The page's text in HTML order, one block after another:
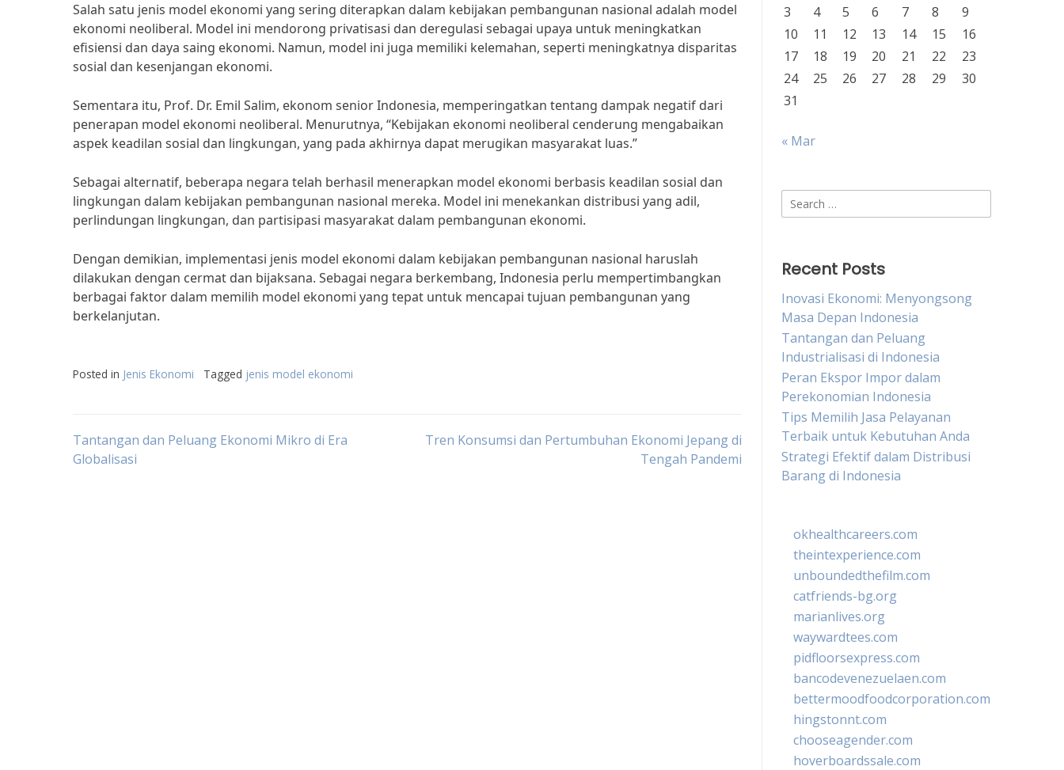
Salah satu jenis model ekonomi yang sering diterapkan dalam kebijakan pembangunan nasional adalah model
ekonomi neoliberal. Model ini mendorong privatisasi dan deregulasi sebagai upaya untuk meningkatkan
efisiensi dan daya saing ekonomi. Namun, model ini juga memiliki kelemahan, seperti meningkatnya disparitas
sosial dan kesenjangan ekonomi.
Sementara itu, Prof. Dr. Emil Salim, ekonom senior Indonesia, memperingatkan tentang dampak negatif dari
penerapan model ekonomi neoliberal. Menurutnya, “Kebijakan ekonomi neoliberal cenderung mengabaikan
aspek keadilan sosial dan lingkungan, yang pada akhirnya dapat merugikan masyarakat luas.”
Sebagai alternatif, beberapa negara telah berhasil menerapkan model ekonomi berbasis keadilan sosial dan
lingkungan dalam kebijakan pembangunan nasional mereka. Model ini menekankan distribusi yang adil,
perlindungan lingkungan, dan partisipasi masyarakat dalam pembangunan ekonomi.
Dengan demikian, implementasi jenis model ekonomi dalam kebijakan pembangunan nasional haruslah
dilakukan dengan cermat dan bijaksana. Sebagai negara berkembang, Indonesia perlu mempertimbangkan
berbagai faktor dalam memilih model ekonomi yang tepat untuk mencapai tujuan pembangunan yang
berkelanjutan.
Posted in Jenis Ekonomi Tagged jenis model ekonomi
Post
Tantangan dan Peluang Ekonomi Mikro di Era
Globalisasi
Tren Konsumsi dan Pertumbuhan Ekonomi Jepang di
Tengah Pandemi
3
4 5 6 7 8
9
10
11 12 13 14 15
16
17
18 19 20 21 22
23
24
25 26 27 28 29
30
31
« Mar
Search
for:
Recent Posts
Inovasi Ekonomi: Menyongsong
Masa Depan Indonesia
Tantangan dan Peluang
Industrialisasi di Indonesia
Peran Ekspor Impor dalam
Perekonomian Indonesia
Tips Memilih Jasa Pelayanan
Terbaik untuk Kebutuhan Anda
Strategi Efektif dalam Distribusi
Barang di Indonesia
okhealthcareers.com
theintexperience.com
unboundedthefilm.com
catfriends-bg.org
marianlives.org
waywardtees.com
pidfloorsexpress.com
bancodevenezuelaen.com
bettermoodfoodcorporation.com
hingstonnt.com
chooseagender.com
hoverboardssale.com